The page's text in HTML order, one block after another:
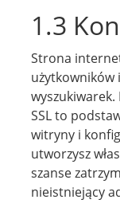
1.3
Strona
SSL to
witryny i
utworzysz
szanse
nieistniejący